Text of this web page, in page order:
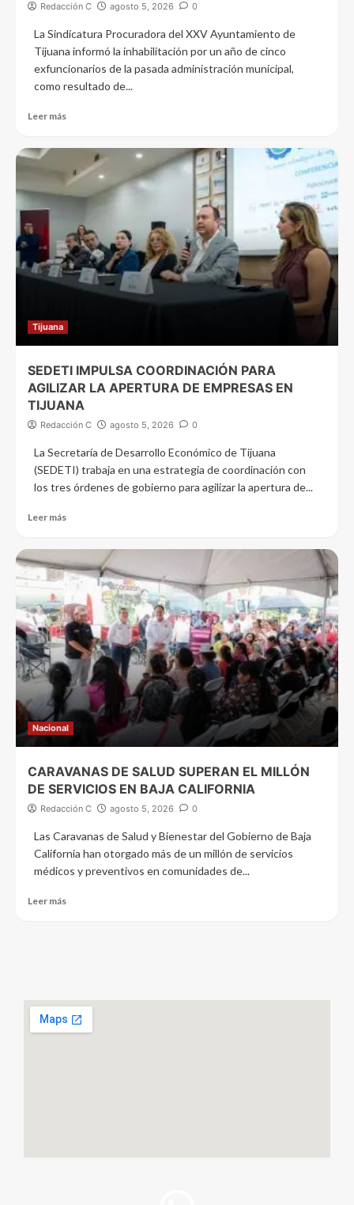
Redacción C agosto 5, 2026 0
La Sindicatura Procuradora del XXV Ayuntamiento de
Tijuana informó la inhabilitación por un año de cinco
exfuncionarios de la pasada administración municipal,
como resultado de...
Leer más
Tijuana
SEDETI IMPULSA COORDINACIÓN PARA
AGILIZAR LA APERTURA DE EMPRESAS EN
TIJUANA
Redacción C agosto 5, 2026 0
La Secretaría de Desarrollo Económico de Tijuana
(SEDETI) trabaja en una estrategia de coordinación con
los tres órdenes de gobierno para agilizar la apertura de...
Leer más
Nacional
CARAVANAS DE SALUD SUPERAN EL MILLÓN
DE SERVICIOS EN BAJA CALIFORNIA
Redacción C agosto 5, 2026 0
Las Caravanas de Salud y Bienestar del Gobierno de Baja
California han otorgado más de un millón de servicios
médicos y preventivos en comunidades de...
Leer más